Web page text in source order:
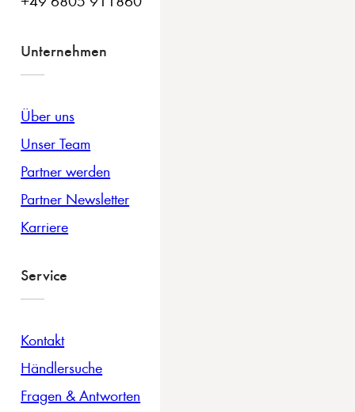
Unternehmen
Über uns
Unser Team
Partner werden
Partner Newsletter
Karriere
Service
Kontakt
Händlersuche
Fragen & Antworten